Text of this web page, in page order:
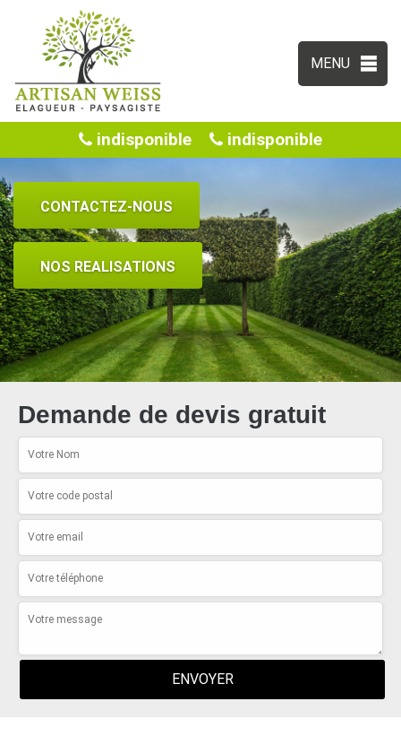
MENU
indisponible indisponible
CONTACTEZ-NOUS
NOS REALISATIONS
Demande de devis gratuit